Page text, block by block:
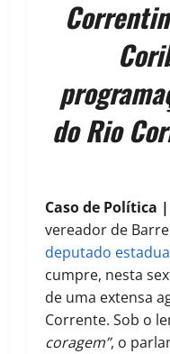
do Rio
Caso de Política
vereador de
deputado
cumpre, nesta
de uma extensa
Corrente. Sob o
coragem”, o